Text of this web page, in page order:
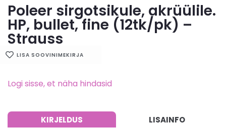
Poleer sirgotsikule, akrüülile.
HP, bullet, fine (12tk/pk) –
Strauss
LISA SOOVINIMEKIRJA
Logi sisse, et näha hindasid
KIRJELDUS LISAINFO